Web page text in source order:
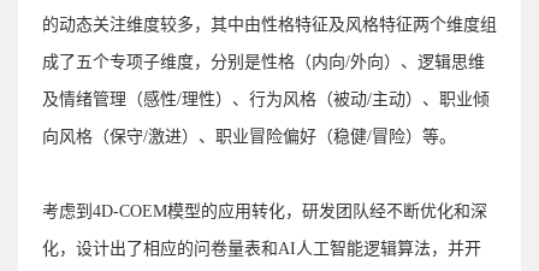
的动态关注维度较多，其中由性格特征及风格特征两个维度组
成了五个专项子维度，分别是性格（内向/外向）、逻辑思维
及情绪管理（感性/理性）、行为风格（被动/主动）、职业倾
向风格（保守/激进）、职业冒险偏好（稳健/冒险）等。
考虑到4D-COEM模型的应用转化，研发团队经不断优化和深
化，设计出了相应的问卷量表和AI人工智能逻辑算法，并开